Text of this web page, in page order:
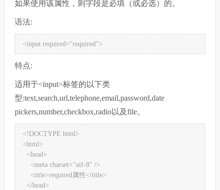
如果使用该属性，则字段是必填（或必选）的。
语法:
<input required="required">
特点:
适用于<input>标签的以下类
型:text,search,url,telephone,email,password,date
pickers,number,checkbox,radio以及file。
<!DOCTYPE html>
<html>
<head>
<meta charset="utf-8" />
<title>required属性</title>
</head>